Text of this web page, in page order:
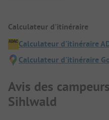
Calculateur d'itinéraire
Calculateur d'itinéraire
Calculateur d'itinéraire
Avis des
Sihlwald